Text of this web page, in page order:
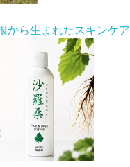
ら生まれたスキンケア